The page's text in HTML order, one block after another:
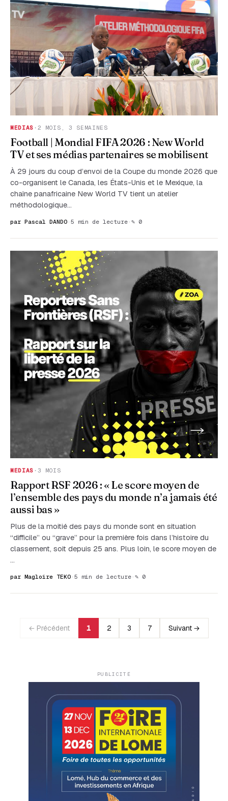
MEDIAS · 2 MOIS, 3 SEMAINES
Football | Mondial FIFA 2026 : New World
TV et ses médias partenaires se mobilisent
À 29 jours du coup d’envoi de la Coupe du monde 2026 que
co-organisent le Canada, les États-Unis et le Mexique, la
chaîne panafricaine New World TV tient un atelier
méthodologique…
par Pascal DANDO · 5 min de lecture · ✎ 0
MEDIAS · 3 MOIS
Rapport RSF 2026 : « Le score moyen de
l’ensemble des pays du monde n’a jamais été
aussi bas »
Plus de la moitié des pays du monde sont en situation
“difficile” ou “grave” pour la première fois dans l’histoire du
classement, soit depuis 25 ans. Plus loin, le score moyen de
…
par Magloire TEKO · 5 min de lecture · ✎ 0
← Précédent 1 2 3 7 Suivant →
PUBLICITÉ